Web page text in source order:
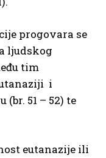
progovara se
ljudskog
tim
i
51 – 52) te
eutanazije ili